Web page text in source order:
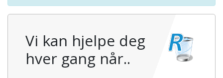
Vi kan hjelpe deg
hver gang når..